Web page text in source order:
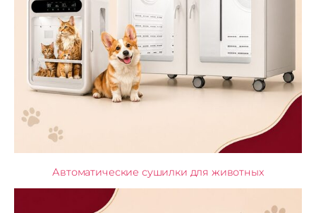
Автоматические сушилки для животных